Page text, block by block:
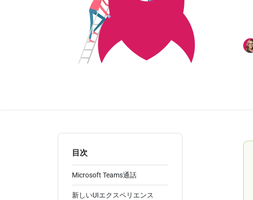
目次
Microsoft Teams通話
新しいUIエクスペリエンス